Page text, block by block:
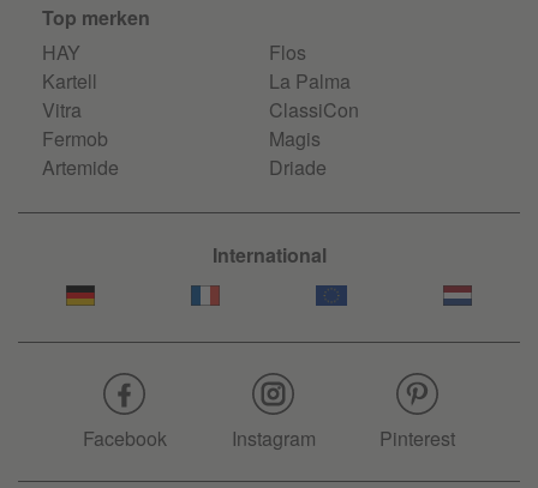
Top merken
HAY
Kartell
Vitra
Fermob
Artemide
Flos
La Palma
ClassiCon
Magis
Driade
International
Facebook Instagram Pinterest